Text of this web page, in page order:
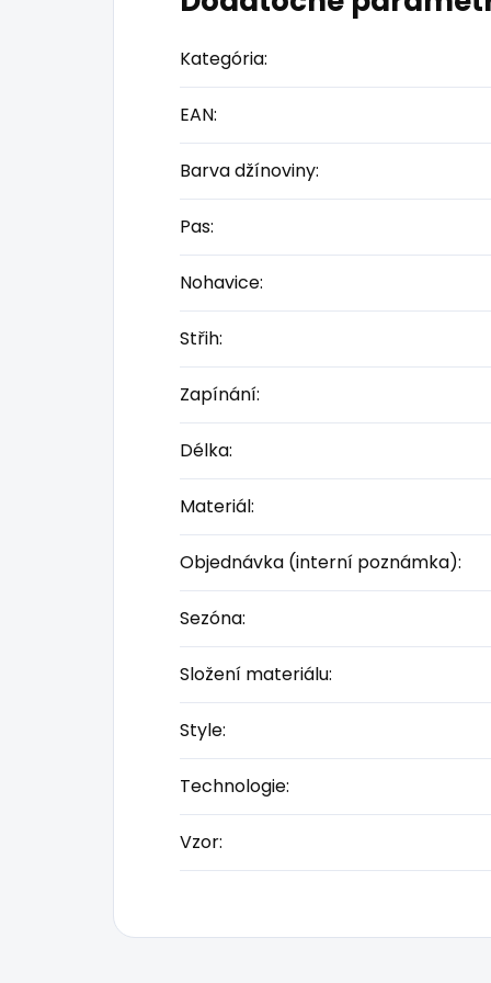
Kategória:
EAN:
Barva džínoviny:
Pas:
Nohavice:
Střih:
Zapínání:
Délka:
Materiál:
Objednávka (interní poznámka):
Sezóna:
Složení materiálu:
Style:
Technologie:
Vzor: